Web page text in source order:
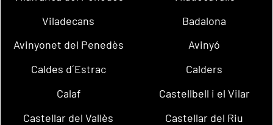
Viladecans
Badalona
Avinyonet del Penedès
Avinyó
Caldes d´Estrac
Calders
Calaf
Castellbell i el Vilar
Castellar del Vallès
Castellar del Riu